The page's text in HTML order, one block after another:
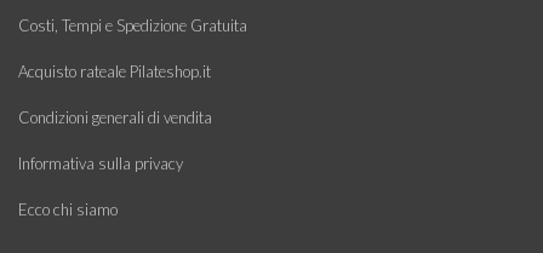
Costi, Tempi e Spedizione Gratuita
Acquisto rateale Pilateshop.it
Condizioni generali di vendita
Informativa sulla privacy
Ecco chi siamo